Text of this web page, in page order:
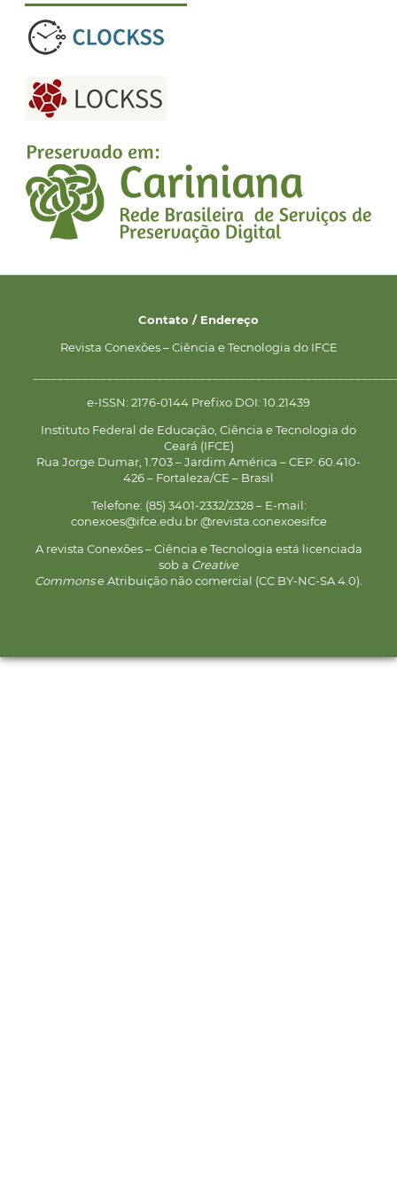
Contato / Endereço
Revista Conexões – Ciência e Tecnologia do IFCE
e-ISSN: 2176-0144 Prefixo DOI: 10.21439
Instituto Federal de Educação, Ciência e Tecnologia do
Ceará (IFCE)
Rua Jorge Dumar, 1.703 – Jardim América – CEP: 60.410-
426 – Fortaleza/CE – Brasil
Telefone: (85) 3401-2332/2328 – E-mail:
conexoes@ifce.edu.br @revista.conexoesifce
A revista Conexões – Ciência e Tecnologia está licenciada
sob a Creative
Commonse Atribuição não comercial (CC BY-NC-SA 4.0).